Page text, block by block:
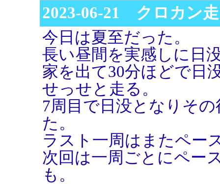
2023-06-21 クロカン
今日は夏至だった。
長い昼間を実感しに日
家を出て30分ほどで日
せっせと走る。
7周目で日没となりそ
た。
ラスト一周はまたペー
次回は一周ごとにペー
も。